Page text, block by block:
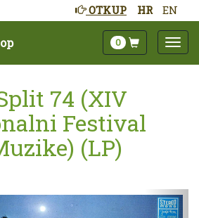
HR EN
OTKUP
0
74 (XIV
Festival
(LP)